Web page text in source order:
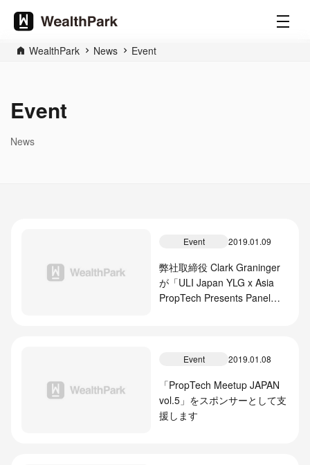
WealthPark News Event
Event
News
Event 2019.01.09
弊社取締役 Clark Graninger
が「ULI Japan YLG x Asia
PropTech Presents Panel
Event 2019.01.08
「PropTech Meetup JAPAN
vol.5」をスポンサーとして支
援します